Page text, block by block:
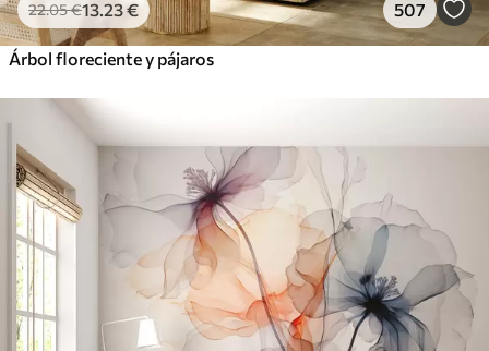
22.05€13 .23€ 507
Árbol floreciente y pájaros